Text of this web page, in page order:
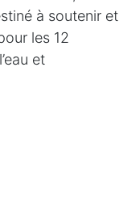
à soutenir et
les 12
et